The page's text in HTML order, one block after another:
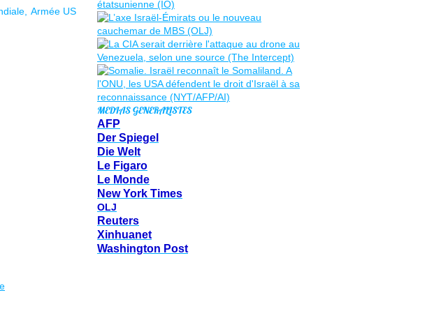
Armée US
MEDIAS GENERALISTES
AFP
Der Spiegel
Die Welt
Le Figaro
Le Monde
New York Times
OLJ
Reuters
Xinhuanet
Washington Post